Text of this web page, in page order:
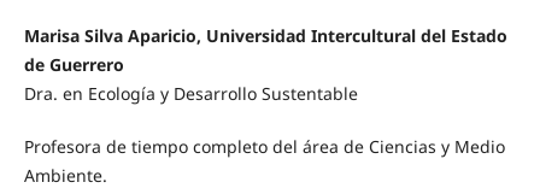
Marisa Silva Aparicio, Universidad Intercultural del Estado
de Guerrero
Dra. en Ecología y Desarrollo Sustentable
Profesora de tiempo completo del área de Ciencias y Medio
Ambiente.